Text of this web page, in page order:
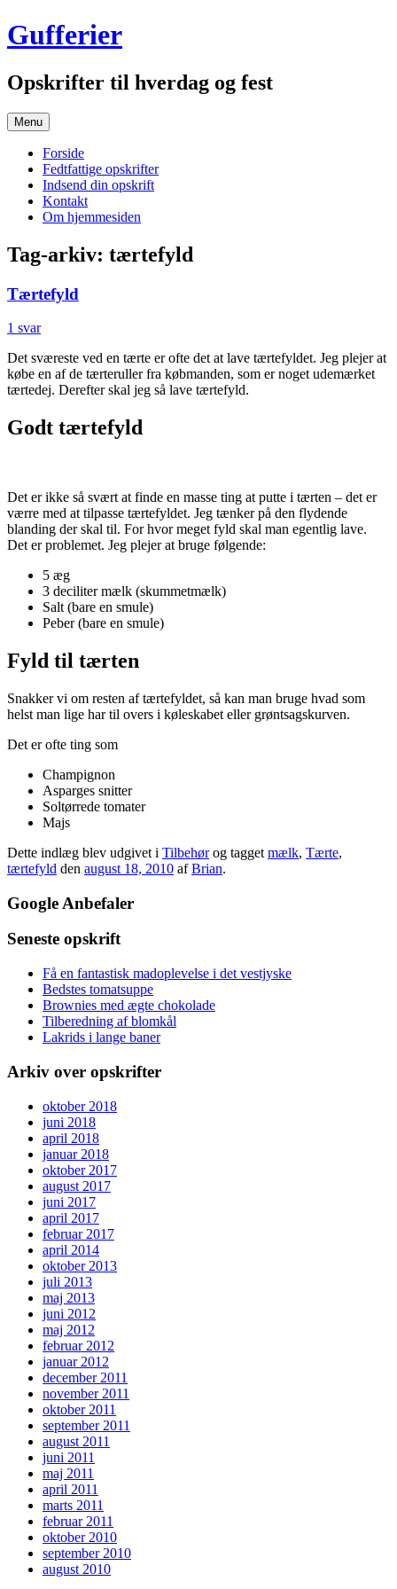
Hop
til
Gufferier
Opskrifter til hverdag og fest
Menu
Forside
Fedtfattige opskrifter
Indsend din opskrift
Kontakt
Om hjemmesiden
Tag-arkiv: tærtefyld
Tærtefyld
1 svar
Det sværeste ved en tærte er ofte det at lave tærtefyldet. Jeg plejer at
købe en af de tærteruller fra købmanden, som er noget udemærket
tærtedej. Derefter skal jeg så lave tærtefyld.
Godt tærtefyld
Det er ikke så svært at finde en masse ting at putte i tærten – det er
værre med at tilpasse tærtefyldet. Jeg tænker på den flydende
blanding der skal til. For hvor meget fyld skal man egentlig lave.
Det er problemet. Jeg plejer at bruge følgende:
5 æg
3 deciliter mælk (skummetmælk)
Salt (bare en smule)
Peber (bare en smule)
Fyld til tærten
Snakker vi om resten af tærtefyldet, så kan man bruge hvad som
helst man lige har til overs i køleskabet eller grøntsagskurven.
Det er ofte ting som
Champignon
Asparges snitter
Soltørrede tomater
Majs
Dette indlæg blev udgivet i Tilbehørog tagget mælk, Tærte,
tærtefyld den august 18, 2010 afBrian.
Google Anbefaler
Seneste opskrift
Få en fantastisk madoplevelse i det vestjyske
Bedstes tomatsuppe
Brownies med ægte chokolade
Tilberedning af blomkål
Lakrids i lange baner
Arkiv over opskrifter
oktober 2018
juni 2018
april 2018
januar 2018
oktober 2017
august 2017
juni 2017
april 2017
februar 2017
april 2014
oktober 2013
juli 2013
maj 2013
juni 2012
maj 2012
februar 2012
januar 2012
december 2011
november 2011
oktober 2011
september 2011
august 2011
juni 2011
maj 2011
april 2011
marts 2011
februar 2011
oktober 2010
september 2010
august 2010